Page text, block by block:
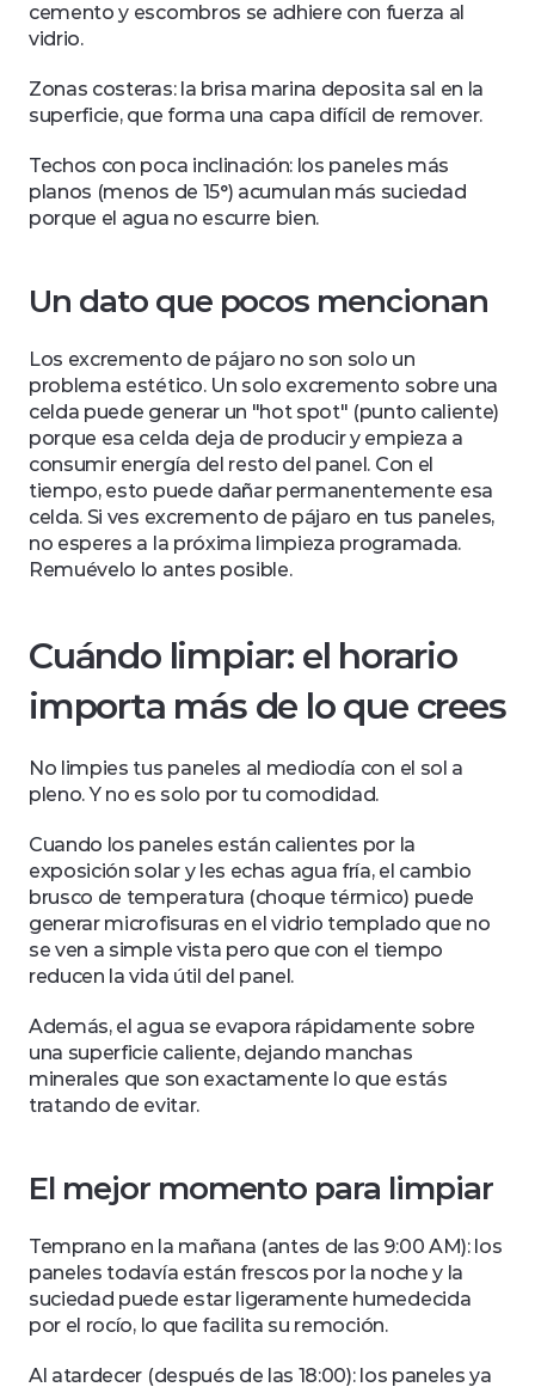
cemento y escombros se adhiere con fuerza al
vidrio.
Zonas costeras: la brisa marina deposita sal en la
superficie, que forma una capa difícil de remover.
Techos con poca inclinación: los paneles más
planos (menos de 15°) acumulan más suciedad
porque el agua no escurre bien.
Un dato que pocos mencionan
Los excremento de pájaro no son solo un
problema estético. Un solo excremento sobre una
celda puede generar un "hot spot" (punto caliente)
porque esa celda deja de producir y empieza a
consumir energía del resto del panel. Con el
tiempo, esto puede dañar permanentemente esa
celda. Si ves excremento de pájaro en tus paneles,
no esperes a la próxima limpieza programada.
Remuévelo lo antes posible.
Cuándo limpiar: el horario
importa más de lo que crees
No limpies tus paneles al mediodía con el sol a
pleno. Y no es solo por tu comodidad.
Cuando los paneles están calientes por la
exposición solar y les echas agua fría, el cambio
brusco de temperatura (choque térmico) puede
generar microfisuras en el vidrio templado que no
se ven a simple vista pero que con el tiempo
reducen la vida útil del panel.
Además, el agua se evapora rápidamente sobre
una superficie caliente, dejando manchas
minerales que son exactamente lo que estás
tratando de evitar.
El mejor momento para limpiar
Temprano en la mañana (antes de las 9:00 AM): los
paneles todavía están frescos por la noche y la
suciedad puede estar ligeramente humedecida
por el rocío, lo que facilita su remoción.
Al atardecer (después de las 18:00): los paneles ya